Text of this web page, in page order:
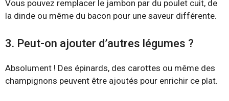
Vous pouvez remplacer le jambon par du poulet cuit, de
la dinde ou même du bacon pour une saveur différente.
3. Peut-on ajouter d’autres légumes ?
Absolument ! Des épinards, des carottes ou même des
champignons peuvent être ajoutés pour enrichir ce plat.